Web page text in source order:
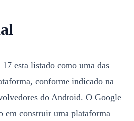
esta listado como uma das
conforme indicado na
do Android. O Google
em construir uma plataforma